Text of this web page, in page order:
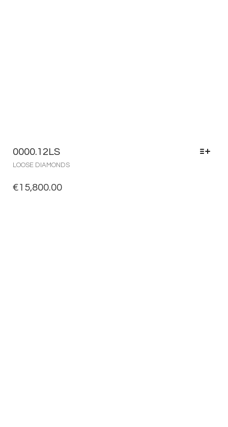
0000.12LS
LOOSE DIAMONDS
€15,800.00